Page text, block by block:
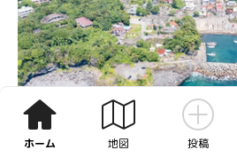
ホーム 地図 投稿